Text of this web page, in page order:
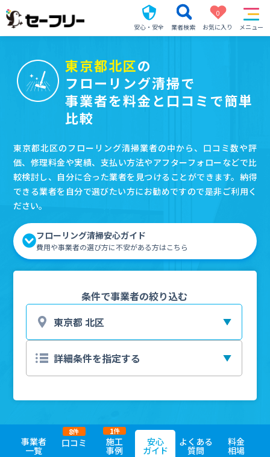
安心・安全 業者検索
0
お気に入り
メニュー
東京都北区の
フローリング清掃で
事業者を料金と口コミで簡単
比較
東京都北区のフローリング清掃業者の中から、口コミ数や評
価、修理料金や実績、支払い方法やアフターフォローなどで比
較検討し、自分に合った業者を見つけることができます。納得
できる業者を自分で選びたい方にお勧めですので是非ご利用く
ださい。
フローリング清掃安心ガイド
費用や事業者の選び方に不安がある方はこちら
条件で事業者の絞り込む
事業者
一覧
口コミ
8件
施工
事例
1件
安心
ガイド
よくある
質問
料金
相場